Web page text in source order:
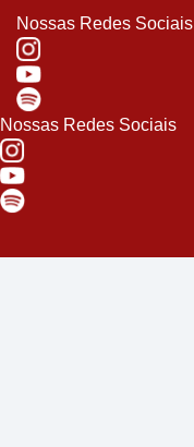
Nossas Redes Sociais
Nossas Redes Sociais